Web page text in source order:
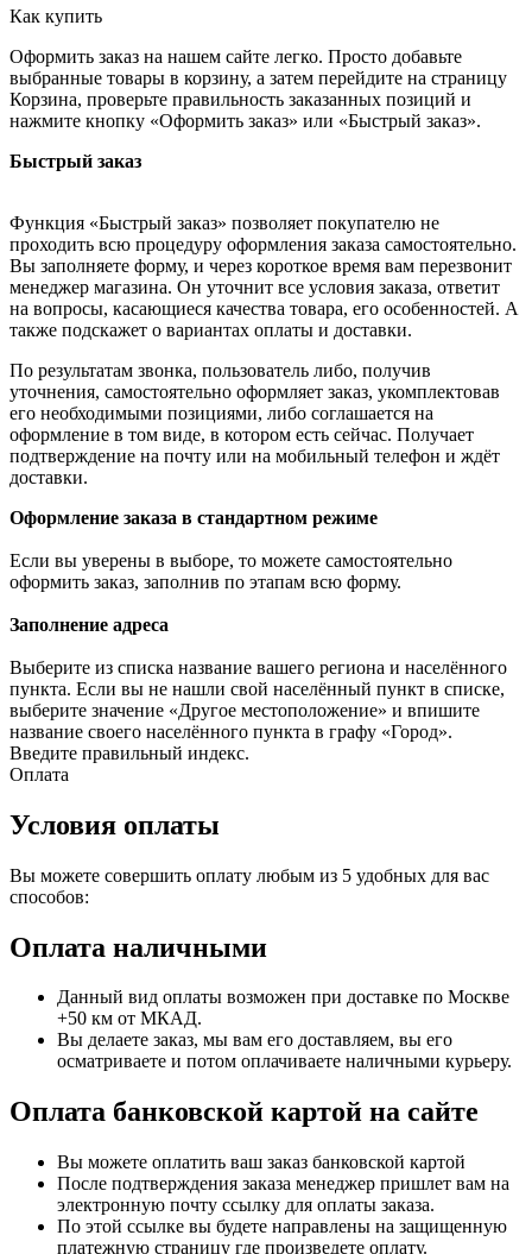
Как купить
Оформить заказ на нашем сайте легко. Просто добавьте
выбранные товары в корзину, а затем перейдите на страницу
Корзина, проверьте правильность заказанных позиций и
нажмите кнопку «Оформить заказ» или «Быстрый заказ».
Быстрый заказ
Функция «Быстрый заказ» позволяет покупателю не
проходить всю процедуру оформления заказа самостоятельно.
Вы заполняете форму, и через короткое время вам перезвонит
менеджер магазина. Он уточнит все условия заказа, ответит
на вопросы, касающиеся качества товара, его особенностей. А
также подскажет о вариантах оплаты и доставки.
По результатам звонка, пользователь либо, получив
уточнения, самостоятельно оформляет заказ, укомплектовав
его необходимыми позициями, либо соглашается на
оформление в том виде, в котором есть сейчас. Получает
подтверждение на почту или на мобильный телефон и ждёт
доставки.
Оформление заказа в стандартном режиме
Если вы уверены в выборе, то можете самостоятельно
оформить заказ, заполнив по этапам всю форму.
Заполнение адреса
Выберите из списка название вашего региона и населённого
пункта. Если вы не нашли свой населённый пункт в списке,
выберите значение «Другое местоположение» и впишите
название своего населённого пункта в графу «Город».
Введите правильный индекс.
Оплата
Условия оплаты
Вы можете совершить оплату любым из 5 удобных для вас
способов:
Оплата наличными
Данный вид оплаты возможен при доставке по Москве
+50 км от МКАД.
Вы делаете заказ, мы вам его доставляем, вы его
осматриваете и потом оплачиваете наличными курьеру.
Оплата банковской картой на сайте
Вы можете оплатить ваш заказ банковской картой
После подтверждения заказа менеджер пришлет вам на
электронную почту ссылку для оплаты заказа.
По этой ссылке вы будете направлены на защищенную
платежную страницу где произведете оплату.